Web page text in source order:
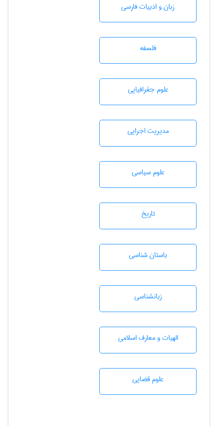
زبان و ادبيات فارسی
فلسفه
علوم جغرافيايی
مديريت اجرايی
علوم سياسی
تاريخ
باستان شناسی
زبانشناسی
الهیات و معارف اسلامی
علوم قضایی